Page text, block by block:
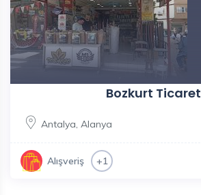
Bozkurt Ticaret
Antalya, Alanya
Alışveriş +1